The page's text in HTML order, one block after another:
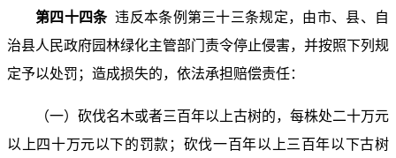
第四十四条违反本条例第三十三条规定，由市、县、自
治县人民政府园林绿化主管部门责令停止侵害，并按照下列规
定予以处罚；造成损失的，依法承担赔偿责任：
（一）砍伐名木或者三百年以上古树的，每株处二十万元
以上四十万元以下的罚款；砍伐一百年以上三百年以下古树